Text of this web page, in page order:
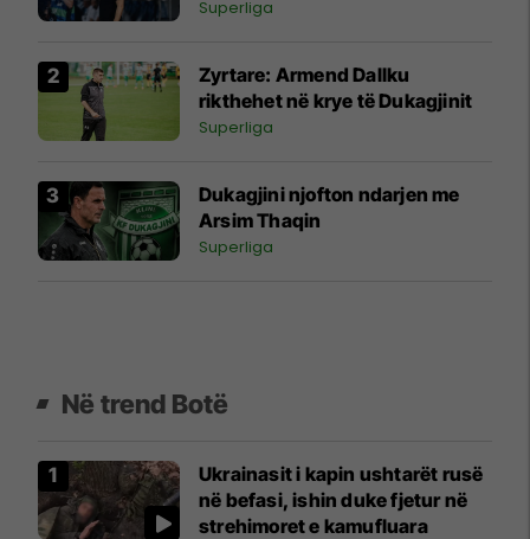
Superliga
Zyrtare: Armend Dallku
rikthehet në krye të Dukagjinit
Superliga
Dukagjini njofton ndarjen me
Arsim Thaqin
Superliga
Në trend Botë
Ukrainasit i kapin ushtarët rusë
në befasi, ishin duke fjetur në
strehimoret e kamufluara